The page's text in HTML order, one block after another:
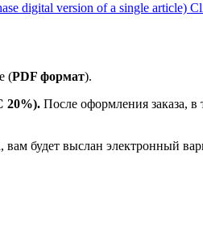
digital version of a single article)
(PDF формат).
20%). После оформления заказа,
вам будет выслан электронный